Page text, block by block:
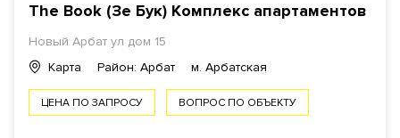
The Book (Зе Бук) Комплекс апартаментов
Новый Арбат ул дом 15
Карта
Район: Арбат м. Арбатская
ЦЕНА ПО ЗАПРОСУ ВОПРОС ПО ОБЪЕКТУ